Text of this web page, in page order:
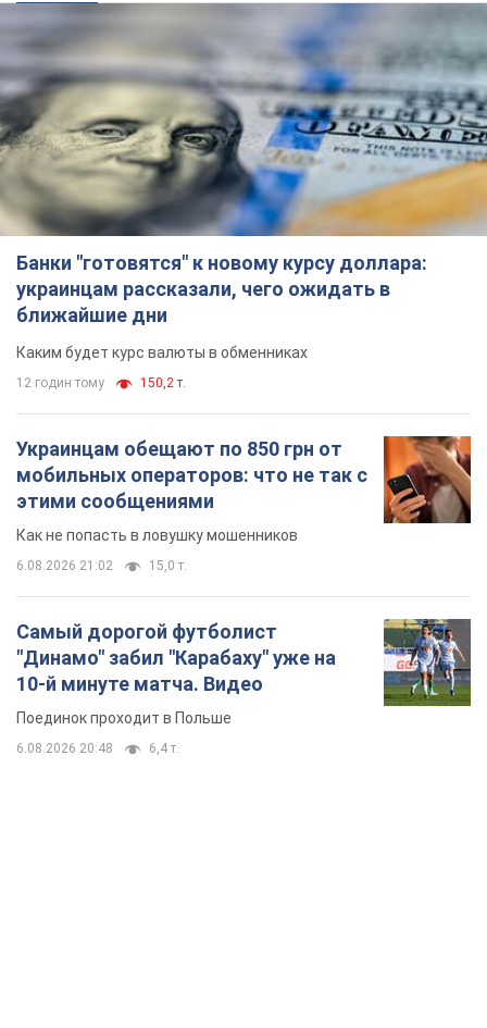
Банки "готовятся" к новому курсу доллара:
украинцам рассказали, чего ожидать в
ближайшие дни
Каким будет курс валюты в обменниках
12 годин тому 150,2 т.
Украинцам обещают по 850 грн от
мобильных операторов: что не так с
этими сообщениями
Как не попасть в ловушку мошенников
6.08.2026 21:02 15,0 т.
Самый дорогой футболист
"Динамо" забил "Карабаху" уже на
10-й минуте матча. Видео
Поединок проходит в Польше
6.08.2026 20:48 6,4 т.